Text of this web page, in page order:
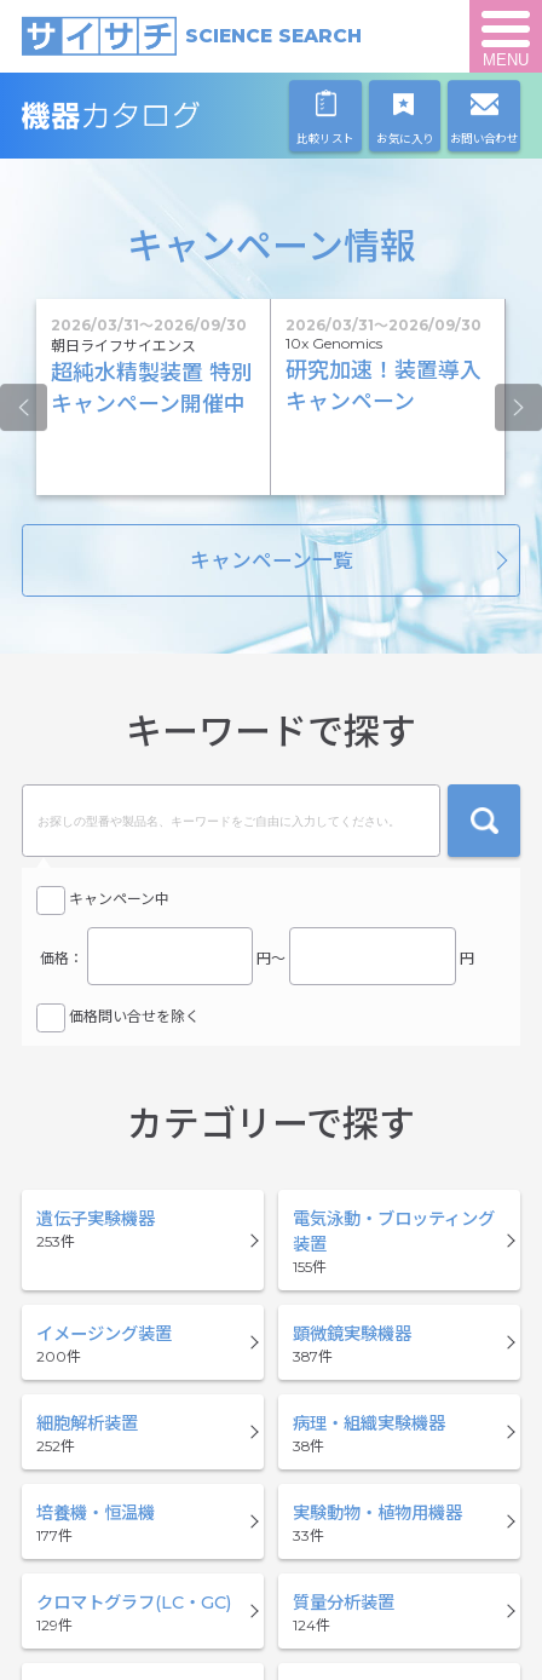
SCIENCE SEARCH
MENU
比較リスト お気に入り お問い合わせ
キャンペーン情報
2026/03/31〜2026/09/30
朝日ライフサイエンス
超純水精製装置 特別
キャンペーン開催中
2026/03/31〜2026/09/30
10x Genomics
研究加速！装置導入
キャンペーン
キャンペーン一覧
キーワードで探す
検索
キャンペーン中
価格： 円〜 円
価格問い合せを除く
カテゴリーで探す
遺伝子実験機器
253
電気泳動・ブロッティング
装置
155
イメージング装置
200
顕微鏡実験機器
387
細胞解析装置
252
病理・組織実験機器
38
培養機・恒温機
177
実験動物・植物用機器
33
クロマトグラフ(LC・GC)
129
質量分析装置
124